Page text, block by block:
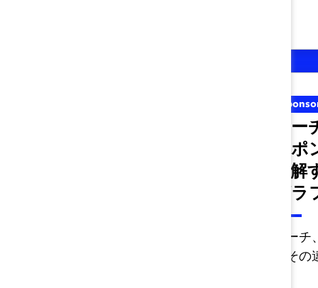
コー
ス
理解
グラ
コー
ーその